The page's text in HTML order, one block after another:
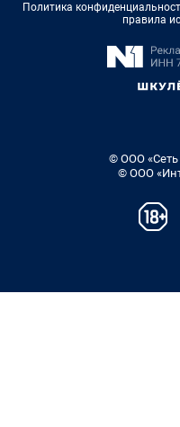
Политика
правила
© ООО «Сеть
© ООО